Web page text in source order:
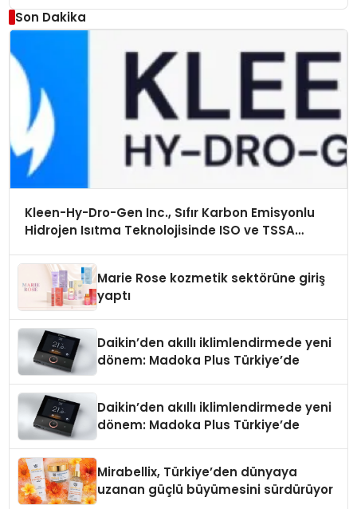
Son Dakika
Kleen-Hy-Dro-Gen Inc., Sıfır Karbon Emisyonlu
Hidrojen Isıtma Teknolojisinde ISO ve TSSA
Marie Rose kozmetik sektörüne giriş
yaptı
Daikin’den akıllı iklimlendirmede yeni
dönem: Madoka Plus Türkiye’de
Daikin’den akıllı iklimlendirmede yeni
dönem: Madoka Plus Türkiye’de
Mirabellix, Türkiye’den dünyaya
uzanan güçlü büyümesini sürdürüyor